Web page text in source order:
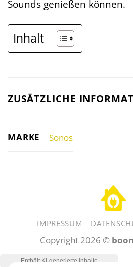
Sounds genießen können.
Inhalt
ZUSÄTZLICHE
MARKE Sonos
IMPRESSUM
Copyright 2026 ©